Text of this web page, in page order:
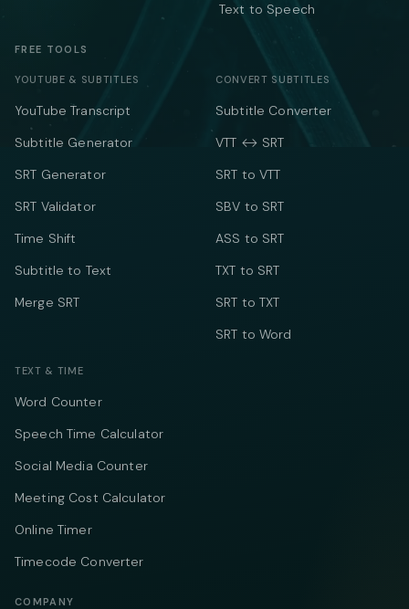
Text to Speech
FREE TOOLS
YOUTUBE & SUBTITLES
YouTube Transcript
Subtitle Generator
SRT Generator
SRT Validator
Time Shift
Subtitle to Text
Merge SRT
CONVERT SUBTITLES
Subtitle Converter
VTT ↔ SRT
SRT to VTT
SBV to SRT
ASS to SRT
TXT to SRT
SRT to TXT
SRT to Word
TEXT & TIME
Word Counter
Speech Time Calculator
Social Media Counter
Meeting Cost Calculator
Online Timer
Timecode Converter
COMPANY